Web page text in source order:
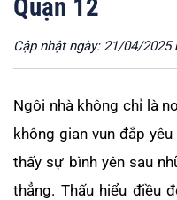
Quận 12
Cập nhật ngày: 21/04/2025
Ngôi nhà không chỉ là
không gian vun đắp
thấy sự bình yên sau
thẳng. Thấu hiểu điều